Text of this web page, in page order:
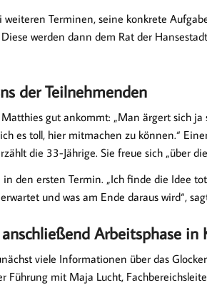
Terminen, seine konkrete
werden dann dem Rat der
der Teilnehmenden
gut ankommt: „Man ärgert sich
es toll, hier mitmachen zu können.“
die 33-Jährige. Sie freue sich „über
den ersten Termin. „Ich finde die Idee
und was am Ende daraus wird“,
Arbeitsphase in
viele Informationen über das
Führung mit Maja Lucht,